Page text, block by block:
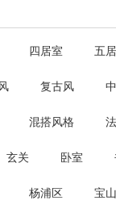
四居室 五
复古风
混搭风格
玄关 卧室
杨浦区 宝